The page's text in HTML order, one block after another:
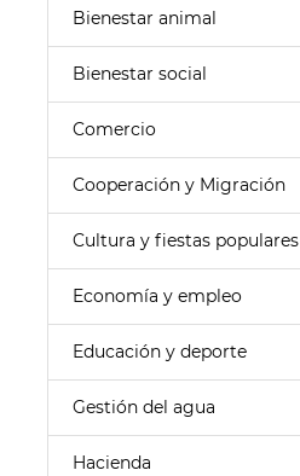
Bienestar animal
Bienestar social
Comercio
Cooperación y Migración
Cultura y fiestas populares
Economía y empleo
Educación y deporte
Gestión del agua
Hacienda